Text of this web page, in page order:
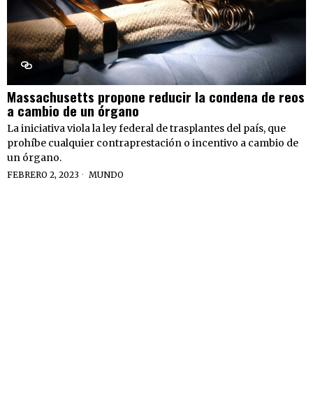
Massachusetts propone reducir la condena de reos
a cambio de un órgano
La iniciativa viola la ley federal de trasplantes del país, que
prohíbe cualquier contraprestación o incentivo a cambio de
un órgano.
FEBRERO 2, 2023 MUNDO